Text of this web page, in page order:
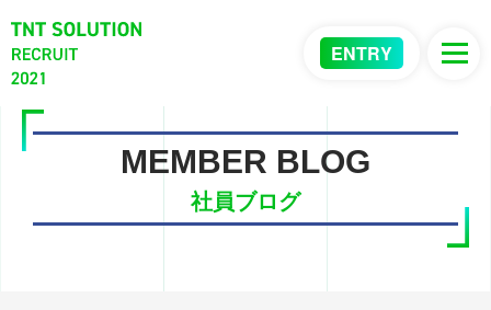
ENTRY
MEMBER BLOG
社員ブログ